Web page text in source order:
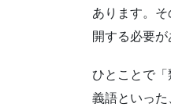
あります。
開する必要が
ひとことで
義語といっ